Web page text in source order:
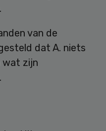
van de
dat A. niets
wat zijn